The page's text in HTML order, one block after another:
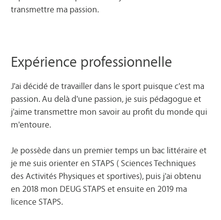
transmettre ma passion.
Expérience professionnelle
J'ai décidé de travailler dans le sport puisque c'est ma
passion. Au delà d'une passion, je suis pédagogue et
j'aime transmettre mon savoir au profit du monde qui
m'entoure.
Je possède dans un premier temps un bac littéraire et
je me suis orienter en STAPS ( Sciences Techniques
des Activités Physiques et sportives), puis j'ai obtenu
en 2018 mon DEUG STAPS et ensuite en 2019 ma
licence STAPS.